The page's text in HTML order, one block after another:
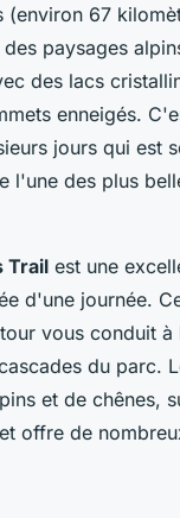
(environ 67
paysages
des lacs
enneigés.
jours qui est
l'une des plus
Trail est une
d'une journée.
vous conduit à
du parc.
et de chênes,
et offre de